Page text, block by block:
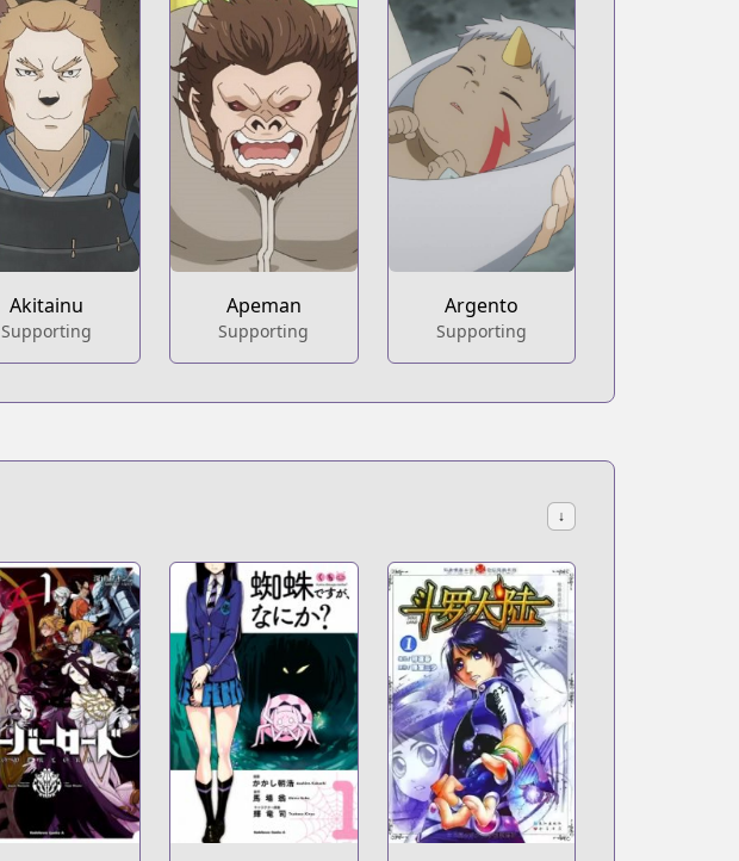
Akitainu
Supporting
Apeman
Supporting
Argento
Supporting
↓